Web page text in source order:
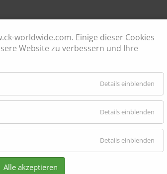
Wassergekühlt
worldwide.com. Einige dieser Cookies
Website zu verbessern und Ihre
Details einblenden
Details einblenden
Details einblenden
Alle akzeptieren